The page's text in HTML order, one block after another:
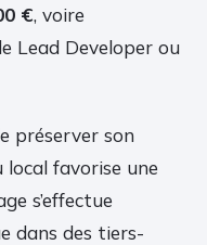
€, voire
Lead Developer ou
préserver son
local favorise une
s’effectue
dans des tiers-